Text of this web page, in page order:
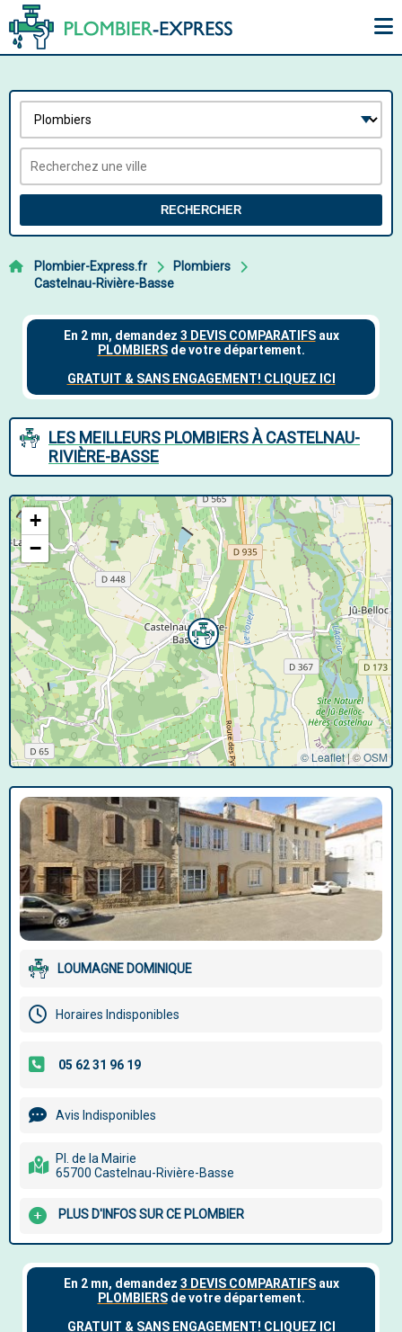
RECHERCHER
Plombier-Express.fr
Plombiers
Castelnau-Rivière-Basse
LES MEILLEURS PLOMBIERS À CASTELNAU-
RIVIÈRE-BASSE
+
−
© Leaflet|©OSM
LOUMAGNE DOMINIQUE
Horaires Indisponibles
Avis Indisponibles
Pl. de la Mairie
65700 Castelnau-Rivière-Basse
PLUS D'INFOS SUR CE PLOMBIER